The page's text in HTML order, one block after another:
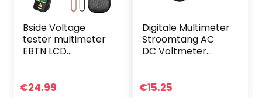
Bside Voltage
tester multimeter
EBTN LCD
tector met
€24.99
Digitale Multimeter
Stroomtang AC
DC Voltmeter
Nijptang
€15.25